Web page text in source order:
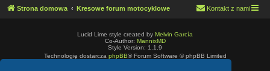
Strona domowa Kresowe forum motocyklowe Kontakt z nami
Lucid Lime style created by Melvin García
Co-Author: MannixMD
Style Version: 1.1.9
Technologię dostarcza phpBB® Forum Software © phpBB Limited